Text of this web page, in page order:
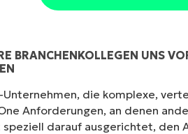
BRANCHENKOLLEGEN UNS
Unternehmen, die komplexe,
Anforderungen, an denen
speziell darauf ausgerichtet, den
„Früher brauchte ich 10-15
NinjaOne mit seiner
NinjaOne macht das Leben so viel